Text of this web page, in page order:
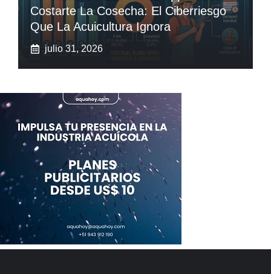
Costarte La Cosecha: El Ciberriesgo
Que La Acuicultura Ignora
julio 31, 2026